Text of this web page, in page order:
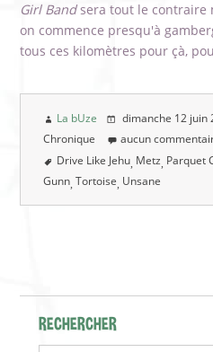
Girl Bandsera tout le contraire
on commence presqu'à
tous ces kilomètres pour çà,
La bUze dimanche 12 juin
Chronique
aucun
Drive Like Jehu Metz Parquet
Gunn Tortoise Unsane
RECHERCHER